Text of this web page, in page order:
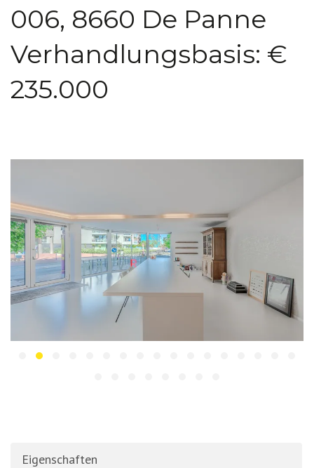
006, 8660 De Panne
Verhandlungsbasis: €
235.000
Eigenschaften